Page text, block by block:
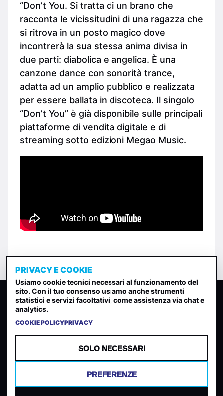
“Don’t You. Si tratta di un brano che
racconta le vicissitudini di una ragazza che
si ritrova in un posto magico dove
incontrerà la sua stessa anima divisa in
due parti: diabolica e angelica. È una
canzone dance con sonorità trance,
adatta ad un amplio pubblico e realizzata
per essere ballata in discoteca. Il singolo
“Don’t You” è già disponibile sulle principali
piattaforme di vendita digitale e di
streaming sotto edizioni Megao Music.
CLASSIFICA INDIE
Classifica per indice di gradimento generata dall analisi di
TERMINI E CONDIZIONI PRIVACY POLICY
COOKIES PREFERENZE COOKIES
PRIVACY E COOKIE
Usiamo cookie tecnici necessari al funzionamento del
sito. Con il tuo consenso usiamo anche strumenti
statistici e servizi facoltativi, come assistenza via chat e
analytics.
COOKIE POLICYPRIVACY
SOLO NECESSARI
PREFERENZE